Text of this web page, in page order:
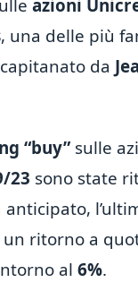
azioni
, una delle più
da
“buy” sulle
23 sono state
ritorno a
al 6%.